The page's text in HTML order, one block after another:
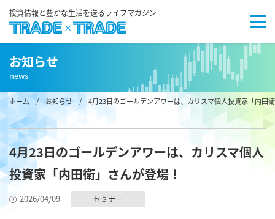
投資情報と豊かな生活を送るライフマガジン
お知らせ
news
ホーム/ お知らせ/ 4月23日のゴールデンアワーは、カリスマ個人投資家「内田
4月23日のゴールデンアワーは、カリスマ個人
投資家「内田衛」さんが登場！
2026/04/09 セミナー